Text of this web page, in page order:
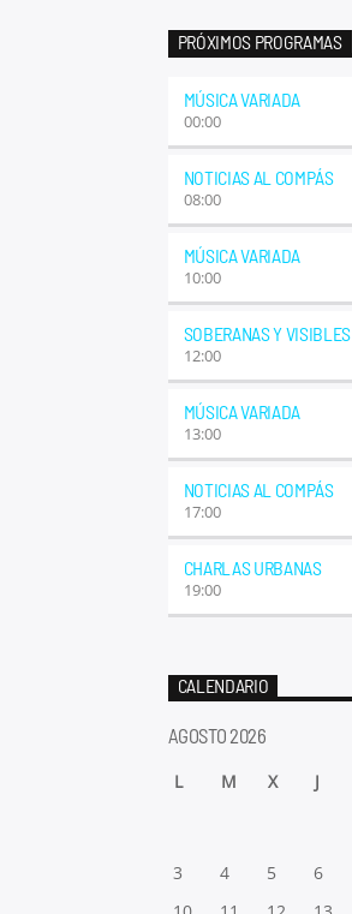
PRÓXIMOS PROGRAMAS
MÚSICA VARIADA
00:00
NOTICIAS AL COMPÁS
08:00
MÚSICA VARIADA
10:00
SOBERANAS Y VISIBLES
12:00
MÚSICA VARIADA
13:00
NOTICIAS AL COMPÁS
17:00
CHARLAS URBANAS
19:00
CALENDARIO
AGOSTO 2026
L M X J
3
4 5 6